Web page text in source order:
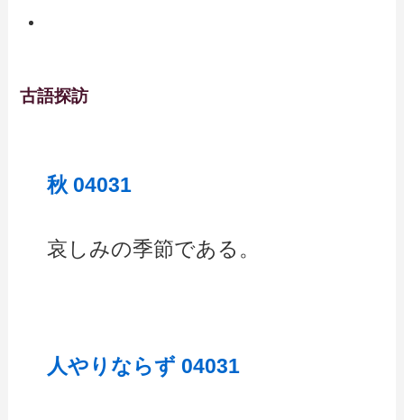
古語探訪
秋 04031
哀しみの季節である。
人やりならず 04031